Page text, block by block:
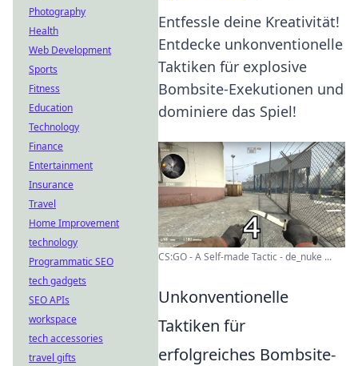
Entfessle deine Kreativität!
Entdecke unkonventionelle
Taktiken für explosive
Bombsite-Exekutionen und
dominiere das Spiel!
CS:GO - A Self-made Tactic - de_nuke ...
Unkonventionelle
Taktiken für
erfolgreiches Bombsite-
Photography
Health
Web Development
Sports
Fitness
Education
Technology
Finance
Entertainment
Insurance
Travel
Home Improvement
technology
Programmatic SEO
tech gadgets
SEO APIs
workspace
tech accessories
travel gifts